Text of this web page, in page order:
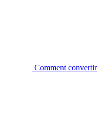
Comment convertir